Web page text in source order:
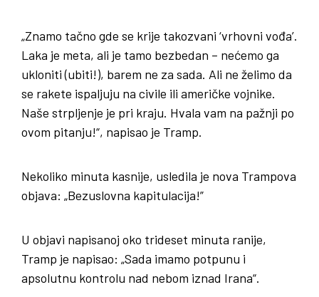
„Znamo tačno gde se krije takozvani ‘vrhovni vođa’.
Laka je meta, ali je tamo bezbedan – nećemo ga
ukloniti (ubiti!), barem ne za sada. Ali ne želimo da
se rakete ispaljuju na civile ili američke vojnike.
Naše strpljenje je pri kraju. Hvala vam na pažnji po
ovom pitanju!“, napisao je Tramp.
Nekoliko minuta kasnije, usledila je nova Trampova
objava: „Bezuslovna kapitulacija!”
U objavi napisanoj oko trideset minuta ranije,
Tramp je napisao: „Sada imamo potpunu i
apsolutnu kontrolu nad nebom iznad Irana“.